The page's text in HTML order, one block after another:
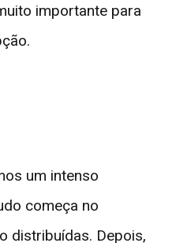
importante para
um intenso
começa no
distribuídas. Depois,